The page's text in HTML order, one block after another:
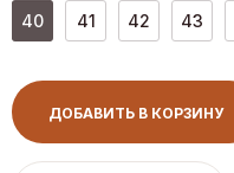
40 41 42 43
ДОБАВИТЬ В КОРЗИНУ